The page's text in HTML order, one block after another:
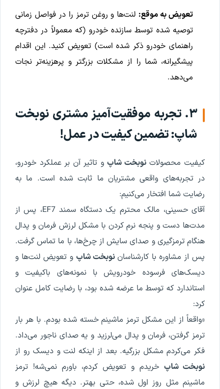
تعویض به موقع: لنت‌ها و روغن ترمز را در فواصل زمانی
توصیه شده توسط سازنده خودرو (که معمولاً در دفترچه
راهنمای خودرو ذکر شده است) تعویض کنید. این اقدام
پیشگیرانه، شما را از مشکلات بزرگتر و پرهزینه‌تر نجات
می‌دهد.
۳. تجربه موفقیت‌آمیز مشتری نوبخت
شاپ: تضمین کیفیت در عمل!
کیفیت محصولاتنوبخت شاپو تاثیر آن بر عملکرد خودرو،
در تجربه‌های واقعی مشتریان ما ثابت شده است. ما به
رضایت شما افتخار می‌کنیم:
آقای حسینی، مالک محترم یک دستگاه سمند EF7، پس از
مدت‌ها دست و پنجه نرم کردن با مشکل لرزش فرمان و پدال
هنگام ترمزگیری و صدای سایش از چرخ‌ها، با ما تماس گرفت.
پس از مشاوره‌ با کارشناساننوبخت شاپ و تعویض لنت‌ها و
دیسک‌های فرسوده خودرویش با نمونه‌های باکیفیت و
استاندارد که توسط ما عرضه شده بود، با رضایت کامل عنوان
کرد:
«واقعاً از این مشکل ترمز ماشینم خسته شده بودم. با هر بار
ترمز گرفتن، فرمان و پدال می‌لرزید و یه صدای ناجور می‌داد.
فکر می‌کردم مشکل بزرگیه. بعد از اینکه لنت و دیسک رو از
نوبخت شاپ خریدم و تعویض کردم، باورم نمی‌شه! ترمز
ماشینم مثل روز اول شده، حتی بهتر. دیگه هیچ لرزش و